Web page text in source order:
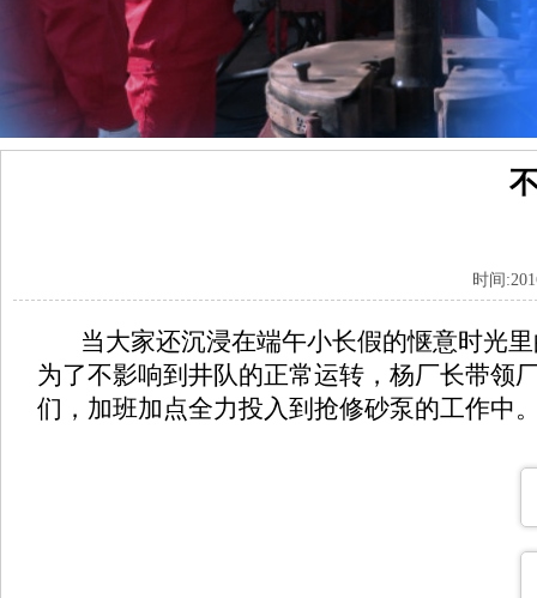
时间
当大家还沉浸在端午小长假的惬意时光
为了不影响到井队的正常运转，杨厂长带领
们，加班加点全力投入到抢修砂泵的工作中